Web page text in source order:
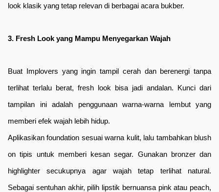
look klasik yang tetap relevan di berbagai acara bukber.
3. Fresh Look yang Mampu Menyegarkan Wajah
Buat Implovers yang ingin tampil cerah dan berenergi tanpa
terlihat terlalu berat, fresh look bisa jadi andalan. Kunci dari
tampilan ini adalah penggunaan warna-warna lembut yang
memberi efek wajah lebih hidup.
Aplikasikan foundation sesuai warna kulit, lalu tambahkan blush
on tipis untuk memberi kesan segar. Gunakan bronzer dan
highlighter secukupnya agar wajah tetap terlihat natural.
Sebagai sentuhan akhir, pilih lipstik bernuansa pink atau peach,